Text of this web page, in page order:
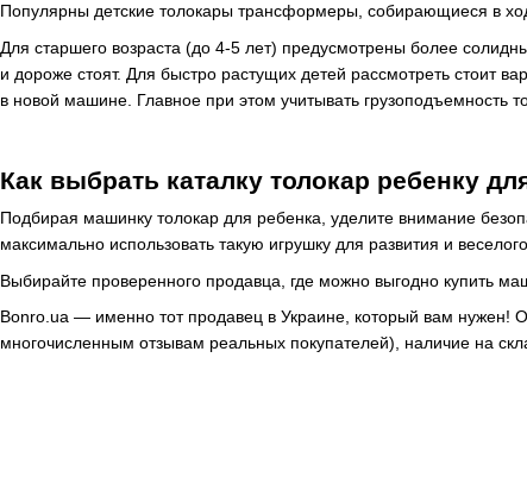
Популярны детские толокары трансформеры, собирающиеся в
Для старшего возраста (до 4-5 лет) предусмотрены более
и дороже стоят. Для быстро растущих детей рассмотреть стоит
в новой машине. Главное при этом учитывать грузоподъемность
Как выбрать каталку толокар ребенку
Подбирая машинку толокар для ребенка, уделите внимание
максимально использовать такую игрушку для развития и
Выбирайте проверенного продавца, где можно выгодно купить
Bonro.ua — именно тот продавец в Украине, который вам нужен!
многочисленным отзывам реальных покупателей), наличие на